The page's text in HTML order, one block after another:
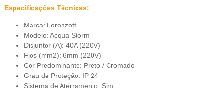
Especificações Técnicas:
Marca: Lorenzetti
Modelo: Acqua Storm
Disjuntor (A): 40A (220V)
Fios (mm2): 6mm (220V)
Cor Predominante: Preto / Cromado
Grau de Proteção: IP 24
Sistema de Aterramento: Sim